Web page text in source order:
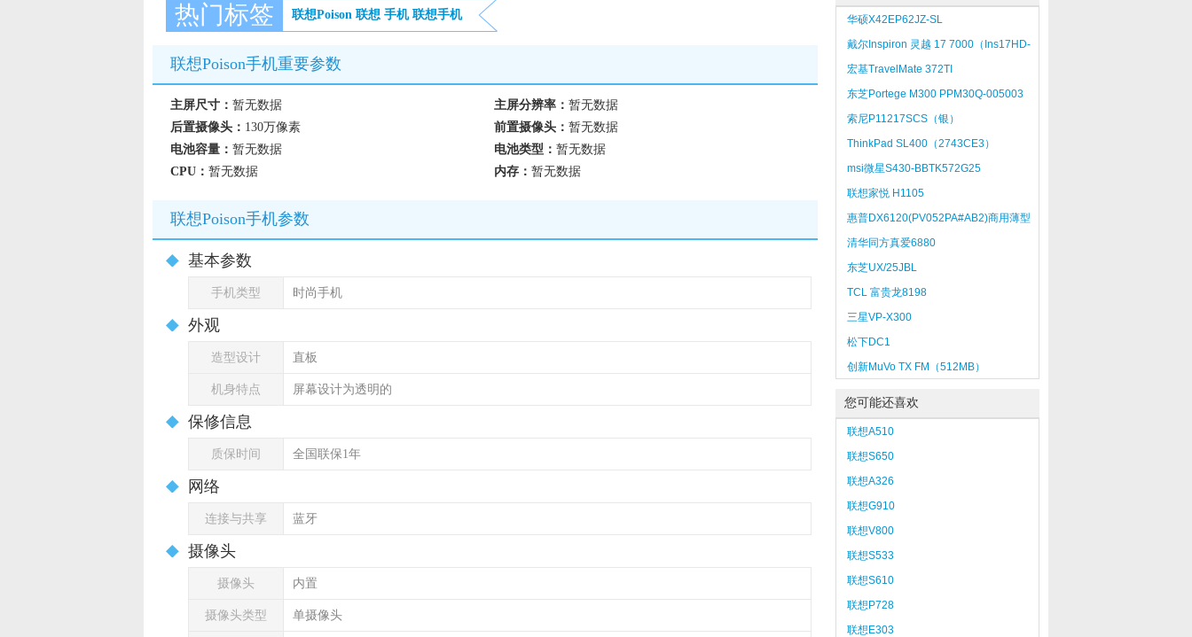
热门标签 联想Poison 联想 手机 联想手机
联想Poison手机重要参数
主屏尺寸： 暂无数据 主屏分辨率： 暂无数据
后置摄像头： 130万像素 前置摄像头： 暂无数据
电池容量： 暂无数据 电池类型： 暂无数据
CPU： 暂无数据 内存： 暂无数据
联想Poison手机参数
基本参数
手机类型 时尚手机
外观
造型设计 直板
机身特点 屏幕设计为透明的
保修信息
质保时间 全国联保1年
网络
连接与共享 蓝牙
摄像头
摄像头 内置
摄像头类型 单摄像头
华硕X42EP62JZ-SL
戴尔Inspiron 灵越 17 7000（Ins17HD-
2528T）
宏基TravelMate 372TI
东芝Portege M300 PPM30Q-005003
索尼P11217SCS（银）
ThinkPad SL400（2743CE3）
msi微星S430-BBTK572G25
联想家悦 H1105
惠普DX6120(PV052PA#AB2)商用薄型
清华同方真爱6880
东芝UX/25JBL
TCL 富贵龙8198
三星VP-X300
松下DC1
创新MuVo TX FM（512MB）
您可能还喜欢
联想A510
联想S650
联想A326
联想G910
联想V800
联想S533
联想S610
联想P728
联想E303